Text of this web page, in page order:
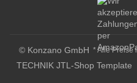
© Konzano GmbH * Alle Preise
TECHNIK JTL-Shop Template